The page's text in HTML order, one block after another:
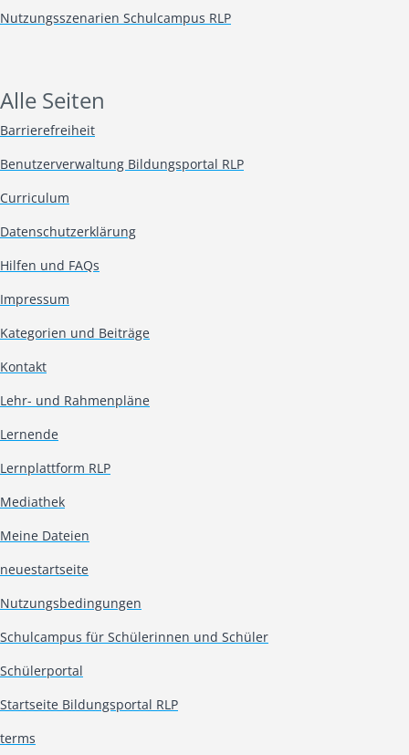
Nutzungsszenarien Schulcampus RLP
Alle Seiten
Barrierefreiheit
Benutzerverwaltung Bildungsportal RLP
Curriculum
Datenschutzerklärung
Hilfen und FAQs
Impressum
Kategorien und Beiträge
Kontakt
Lehr- und Rahmenpläne
Lernende
Lernplattform RLP
Mediathek
Meine Dateien
neuestartseite
Nutzungsbedingungen
Schulcampus für Schülerinnen und Schüler
Schülerportal
Startseite Bildungsportal RLP
terms